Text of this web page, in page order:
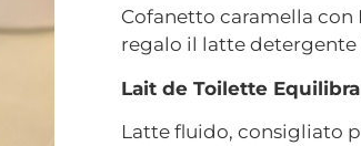
Cofanetto caramella
regalo il latte detergente
Lait de Toilette
Latte fluido, consigliato